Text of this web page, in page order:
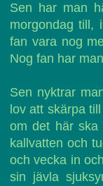
Sen har man
morgondag till,
fan vara nog
Nog fan har
Sen nyktrar
lov att skärpa
om det här ska
kallvatten och
och vecka in
sin jävla